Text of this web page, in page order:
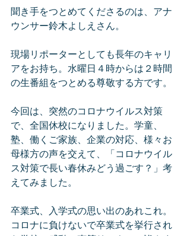
聞き手をつとめてくださるのは、アナ
ウンサー鈴木よしえさん。
現場リポーターとしても長年のキャリ
アをお持ち。水曜日４時からは２時間
の生番組をつとめる尊敬する方です。
今回は、突然のコロナウイルス対策
で、全国休校になりました。学童、
塾、働くご家族、企業の対応、様々お
母様方の声を交えて、「コロナウイル
ス対策で長い春休みどう過ごす？」考
えてみました。
卒業式、入学式の思い出のあれこれ。
コロナに負けないで卒業式を挙行され